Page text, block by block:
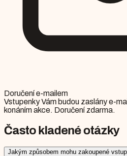
Doručení e-mailem
Vstupenky Vám budou zaslány e-
konáním akce. Doručení zdarma.
Často kladené otázky
Jakým způsobem mohu zakoupené